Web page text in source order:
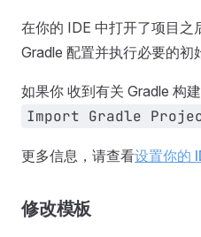
在你的 IDE 中打开了项目
Gradle 配置并执行必要的初
如果你 收到有关 Gradle 构
Import Gradle
更多信息，请查看设置你的
修改模板